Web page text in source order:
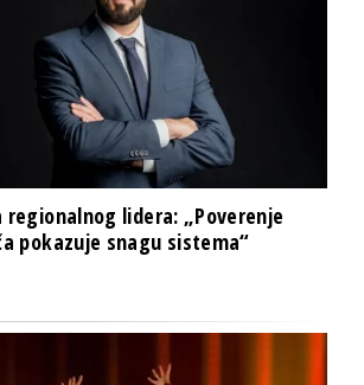
lidera: „Poverenje
pokazuje snagu sistema“